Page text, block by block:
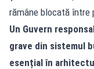
rămâne blocată între
Un Guvern
grave din sistemul
esențial în